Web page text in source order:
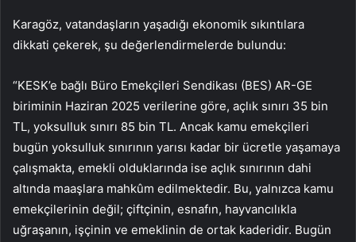
Karagöz, vatandaşların yaşadığı ekonomik sıkıntılara
dikkati çekerek, şu değerlendirmelerde bulundu:
“KESK’e bağlı Büro Emekçileri Sendikası (BES) AR-GE
biriminin Haziran 2025 verilerine göre, açlık sınırı 35 bin
TL, yoksulluk sınırı 85 bin TL. Ancak kamu emekçileri
bugün yoksulluk sınırının yarısı kadar bir ücretle yaşamaya
çalışmakta, emekli olduklarında ise açlık sınırının dahi
altında maaşlara mahkûm edilmektedir. Bu, yalnızca kamu
emekçilerinin değil; çiftçinin, esnafın, hayvancılıkla
uğraşanın, işçinin ve emeklinin de ortak kaderidir. Bugün